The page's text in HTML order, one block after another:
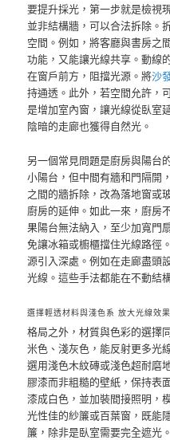
要提升採光，第一步就是檢視
並非結構牆，可以合法拆除。
空間。例如，將客廳與書房之
功能，又能讓光線共享。動線
在窗戶前方，阻擋光源。將沙
持通透。此外，若空間允許，
是增加室內窗，讓光線從臥室
陰暗的走廊也獲得自然光。
另一個常見問題是廚房與陽台
小陽台，但中間有牆和門隔開
之間的牆拆除，改為落地窗或
廚房的延伸。如此一來，廚房
果陽台無法納入，至少加寬門
免讓冰箱或櫥櫃擋住光線路徑
源引入深處。例如在走廊盡頭
光線。這些手法都能在不動結
選擇輕透材料與淺色系 放大光線效果
格局之外，材質與色彩的選擇
米色、淺灰色，能反射更多光
選用淺色木紋磚或淺色超耐磨
膠漆而非粗糙的壁紙，保持表
漆成白色，並加裝間接照明，
光性佳的紗簾或百葉窗，既能
簾，除非是臥室需要完全遮光。